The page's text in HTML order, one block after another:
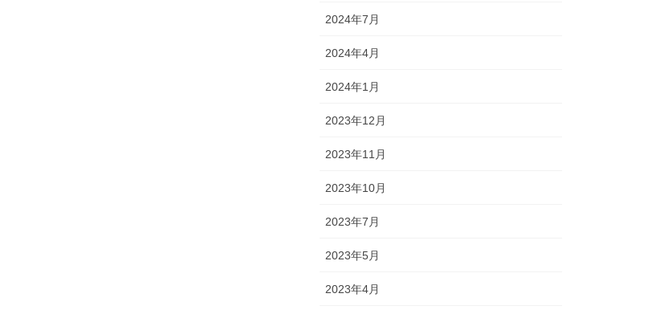
2024年7月
2024年4月
2024年1月
2023年12月
2023年11月
2023年10月
2023年7月
2023年5月
2023年4月